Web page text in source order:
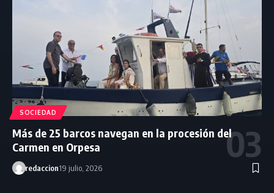
SOCIEDAD
Más de 25 barcos navegan en la procesión del
Carmen en Orpesa
redaccion19 julio, 2026